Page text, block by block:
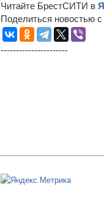
Читайте БрестСИТИ в
Поделиться новостью
----------------------